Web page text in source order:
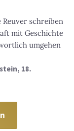
schreiben
mit Geschichte
umgehen
, 18.